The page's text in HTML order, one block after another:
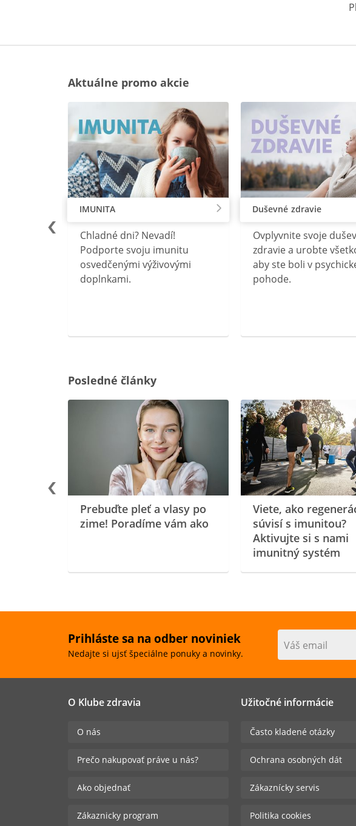
Aktuálne promo akcie
IMUNITA
Chladné dni? Nevadí!
Podporte svoju imunitu
osvedčenými výživovými
doplnkami.
Duševné zdravie
Ovplyvnite svoje
zdravie a urobte
aby ste boli v
pohode.
Posledné články
Prebuďte pleť a vlasy po
zime! Poradíme vám ako
Viete, ako
súvisí s imunitou?
Aktivujte si s nami
imunitný systém
Prihláste sa na odber noviniek
Nedajte si ujsť špeciálne ponuky a novinky.
Váš email
O Klube zdravia
O nás
Prečo nakupovať práve u nás?
Ako objednať
Zákaznicky program
Užitočné informácie
Často kladené otázky
Ochrana osobných dát
Zákaznícky servis
Politika cookies